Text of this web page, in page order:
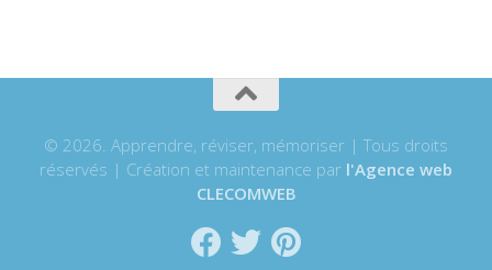
© 2026. Apprendre, réviser, mémoriser | Tous droits
réservés | Création et maintenance par l'Agence web
CLECOMWEB